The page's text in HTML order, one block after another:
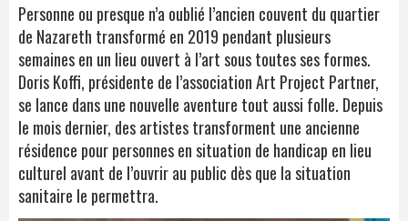
Personne ou presque n’a oublié l’ancien couvent du quartier
de Nazareth transformé en 2019 pendant plusieurs
semaines en un lieu ouvert à l’art sous toutes ses formes.
Doris Koffi, présidente de l’association Art Project Partner,
se lance dans une nouvelle aventure tout aussi folle. Depuis
le mois dernier, des artistes transforment une ancienne
résidence pour personnes en situation de handicap en lieu
culturel avant de l’ouvrir au public dès que la situation
sanitaire le permettra.